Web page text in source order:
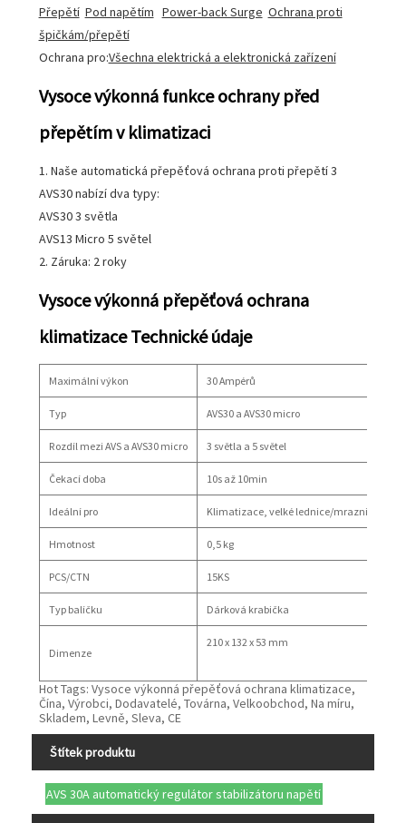
Přepětí Pod napětím Power-back Surge Ochrana proti
špičkám/přepětí
Ochrana pro:Všechna elektrická a elektronická zařízení
Vysoce výkonná funkce ochrany před
přepětím v klimatizaci
1. Naše automatická přepěťová ochrana proti přepětí 3
AVS30 nabízí dva typy:
AVS30 3 světla
AVS13 Micro 5 světel
2. Záruka: 2 roky
Vysoce výkonná přepěťová ochrana
klimatizace Technické údaje
Maximální výkon 30 Ampérů
Typ AVS30 a AVS30 micro
Rozdíl mezi AVS a AVS30 micro 3 světla a 5 světel
Čekací doba 10s až 10min
Ideální pro Klimatizace, velké lednice/mrazničky,
Hmotnost 0,5 kg
PCS/CTN 15KS
Typ balíčku Dárková krabička
Dimenze
210 x 132 x 53 mm
Hot Tags: Vysoce výkonná přepěťová ochrana klimatizace,
Čína, Výrobci, Dodavatelé, Továrna, Velkoobchod, Na míru,
Skladem, Levně, Sleva, CE
Štítek produktu
AVS 30A automatický regulátor stabilizátoru napětí